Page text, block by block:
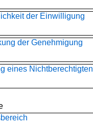
der Einwilligung
der Genehmigung
eines Nichtberechtigten